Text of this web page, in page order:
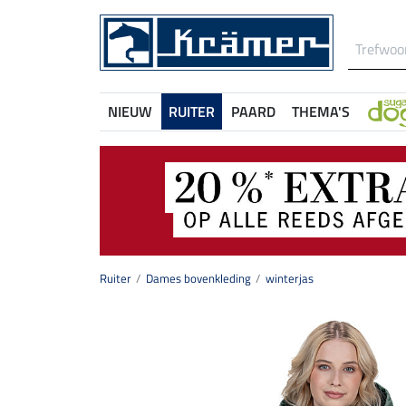
NIEUW RUITER PAARD THEMA'S
Ruiter Dames bovenkleding winterjas